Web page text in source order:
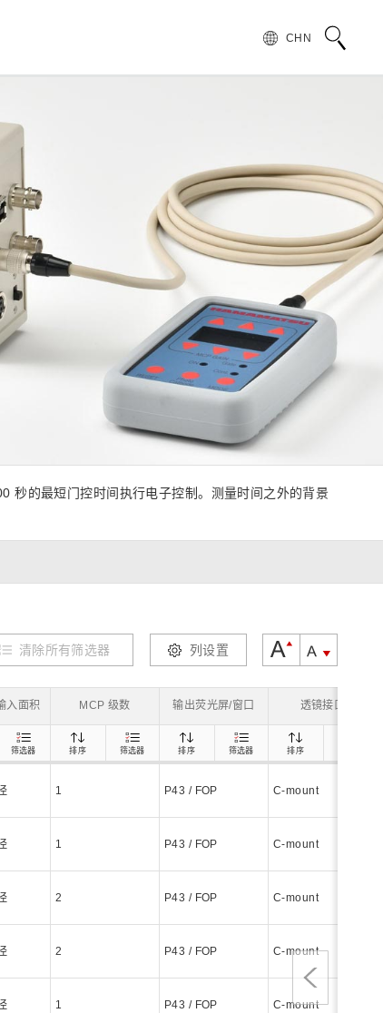
CHN
光 IC
光电管
红外探测器
器 电子和离子传感器
无损检测
汽车
半导体
产品的注意事项和要求
针对假冒滨松产品的预防措施
为符合 UKCA 标识体系而采取的行动通知
集团财务信息
按行业和应用介绍滨松光子学株式会社
秒的最短门控时间执行电子控制。测量时间之外的背景
清除所有筛选器 列设置
1 P43 / FOP C-mount
1 P43 / FOP C-mount
2 P43 / FOP C-mount
2 P43 / FOP C-mount
1 P43 / FOP C-mount
入面积 MCP 级数 输出荧光屏/窗口 透镜接口
筛选器 排序 筛选器 排序 筛选器 排序